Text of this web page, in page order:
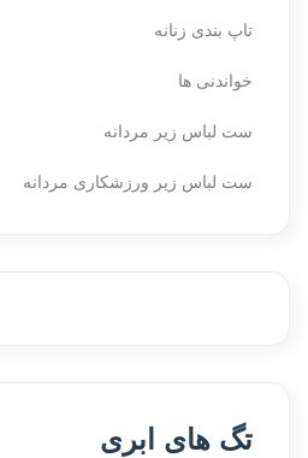
تاپ بندی زنانه
خواندنی ها
ست لباس زیر مردانه
ست لباس زیر ورزشکاری مردانه
تگ های ابری